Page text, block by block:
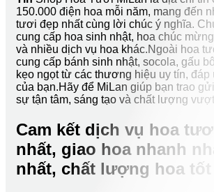
150.000 điện hoa mỗi năm, mang đến
tươi đẹp nhất cùng lời chúc ý nghĩa.
cung cấp hoa sinh nhật, hoa chúc
và nhiều dịch vụ hoa khác.Ngoài hoa
cung cấp bánh sinh nhật, socola, gấu
kẹo ngọt từ các thương hiệu uy tín, đáp
của bạn.Hãy để MiLan giúp bạn trao
sự tận tâm, sáng tạo và chất lượng
Cam kết dịch vụ hoa
nhất, giao hoa nhanh
nhất, chất lượng hoa tốt